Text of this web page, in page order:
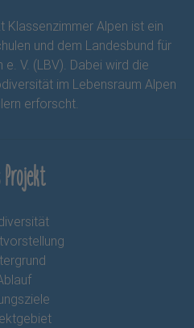
Alpen ist ein
und dem Landesbund für
V. (LBV). Dabei wird die
im Lebensraum Alpen
erforscht.
Projekt